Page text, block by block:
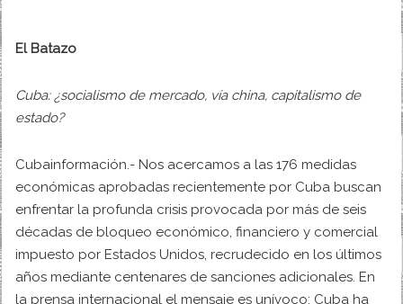
El Batazo
Cuba: ¿socialismo de mercado, vía china, capitalismo de
estado?
Cubainformación.- Nos acercamos a las 176 medidas
económicas aprobadas recientemente por Cuba buscan
enfrentar la profunda crisis provocada por más de seis
décadas de bloqueo económico, financiero y comercial
impuesto por Estados Unidos, recrudecido en los últimos
años mediante centenares de sanciones adicionales. En
la prensa internacional el mensaje es unívoco: Cuba ha